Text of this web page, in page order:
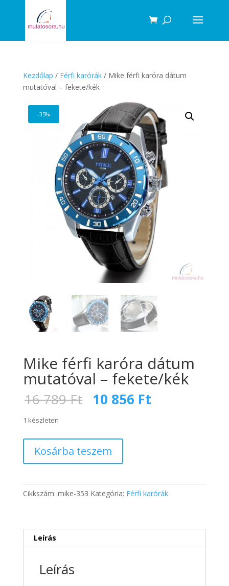
Kezdőlap / Férfi karórák/ Mike férfi karóra dátum
mutatóval – fekete/kék
-35%
Mike férfi karóra dátum
mutatóval – fekete/kék
16 789Ft Original
price
16
789 Ft.
10 856 Ft
1 készleten
férfi
karóra
mutatóval
Kosárba teszem
Cikkszám: mike-353 Kategória: Férfi karórák
Leírás
Leírás